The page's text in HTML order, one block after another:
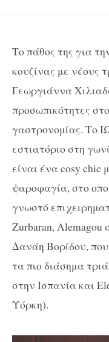
Το πάθος της για
κουζίνας με νέους
Γεωργιάννα
προσωπικότητες
γαστρονομίας. Το
εστιατόριο στη
είναι έναcosy chic
ψαροφαγία, στο
γνωστό
Zurbaran, Alemagou
Δανάη Βορίδου,
τα πιο διάσημα
στην Ισπανία και
Υόρκη).